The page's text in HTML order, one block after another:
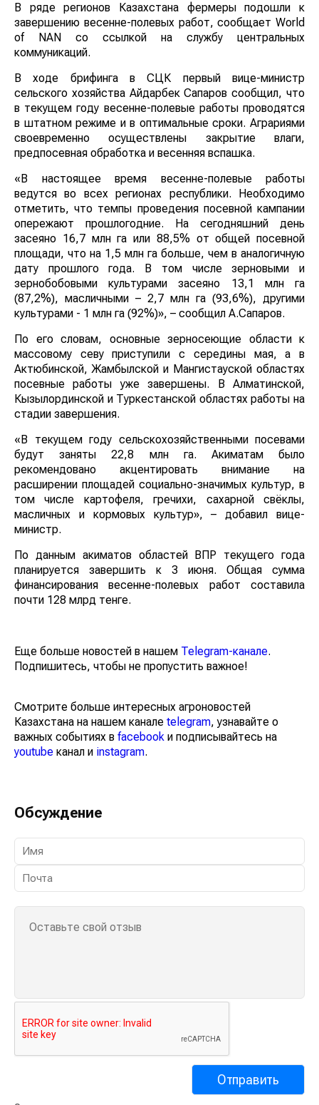
В ряде регионов Казахстана фермеры подошли к
завершению весенне-полевых работ, сообщает World
of NAN со ссылкой на службу центральных
коммуникаций.
В ходе брифинга в СЦК первый вице-министр
сельского хозяйства Айдарбек Сапаров сообщил, что
в текущем году весенне-полевые работы проводятся
в штатном режиме и в оптимальные сроки. Аграриями
своевременно осуществлены закрытие влаги,
предпосевная обработка и весенняя вспашка.
«В настоящее время весенне-полевые работы
ведутся во всех регионах республики. Необходимо
отметить, что темпы проведения посевной кампании
опережают прошлогодние. На сегодняшний день
засеяно 16,7 млн га или 88,5% от общей посевной
площади, что на 1,5 млн га больше, чем в аналогичную
дату прошлого года. В том числе зерновыми и
зернобобовыми культурами засеяно 13,1 млн га
(87,2%), масличными – 2,7 млн га (93,6%), другими
культурами - 1 млн га (92%)», – сообщил А.Сапаров.
По его словам, основные зерносеющие области к
массовому севу приступили с середины мая, а в
Актюбинской, Жамбылской и Мангистауской областях
посевные работы уже завершены. В Алматинской,
Кызылординской и Туркестанской областях работы на
стадии завершения.
«В текущем году сельскохозяйственными посевами
будут заняты 22,8 млн га. Акиматам было
рекомендовано акцентировать внимание на
расширении площадей социально-значимых культур, в
том числе картофеля, гречихи, сахарной свёклы,
масличных и кормовых культур», – добавил вице-
министр.
По данным акиматов областей ВПР текущего года
планируется завершить к 3 июня. Общая сумма
финансирования весенне-полевых работ составила
почти 128 млрд тенге.
Еще больше новостей в нашем Telegram-канале.
Подпишитесь, чтобы не пропустить важное!
Смотрите больше интересных агроновостей
Казахстана на нашем канале telegram, узнавайте о
важных событиях в facebook и подписывайтесь на
youtube канал и instagram.
Обсуждение